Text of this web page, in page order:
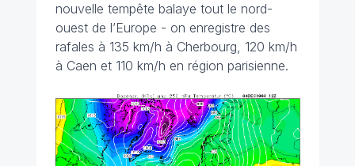
nouvelle tempête balaye tout le nord-
ouest de l’Europe - on enregistre des
rafales à 135 km/h à Cherbourg, 120 km/h
à Caen et 110 km/h en région parisienne.